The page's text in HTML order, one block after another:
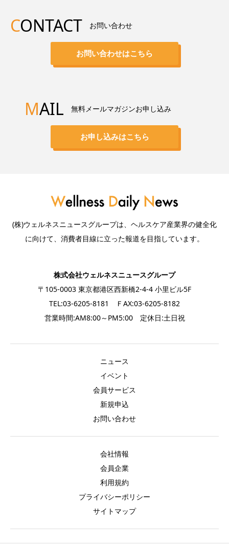
CONTACT お問い合わせ
お問い合わせはこちら
MAIL 無料メールマガジンお申し込み
お申し込みはこちら
(株)ウェルネスニュースグループは、ヘルスケア産業界の健全化
に向けて、消費者目線に立った報道を目指しています。
株式会社ウェルネスニュースグループ
〒105-0003 東京都港区西新橋2-4-4 小里ビル5F
TEL:03-6205-8181 ＦAX:03-6205-8182
営業時間:AM8:00～PM5:00 定休日:土日祝
ニュース
イベント
会員サービス
新規申込
お問い合わせ
会社情報
会員企業
利用規約
プライバシーポリシー
サイトマップ